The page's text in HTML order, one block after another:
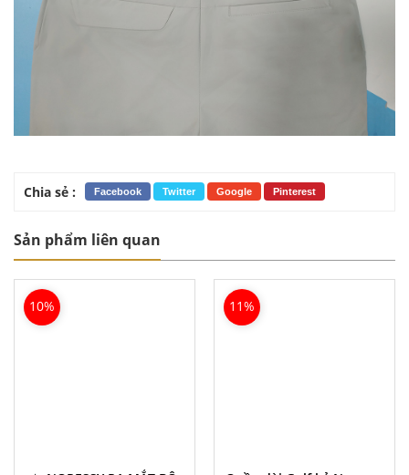
Chia sẻ : Facebook Twitter Google Pinterest
Sản phẩm liên quan
10% 11%